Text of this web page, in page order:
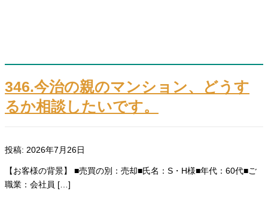
346.今治の親のマンション、どうす
るか相談したいです。
投稿: 2026年7月26日
【お客様の背景】 ■売買の別：売却■氏名：S・H様■年代：60代■ご
職業：会社員 […]